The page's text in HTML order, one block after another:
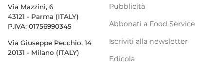
Via Mazzini, 6
43121 - Parma (ITALY)
P.IVA: 01756990345
Via Giuseppe Pecchio, 14
20131 - Milano (ITALY)
Pubblicità
Abbonati a Food Service
Iscriviti alla newsletter
Edicola